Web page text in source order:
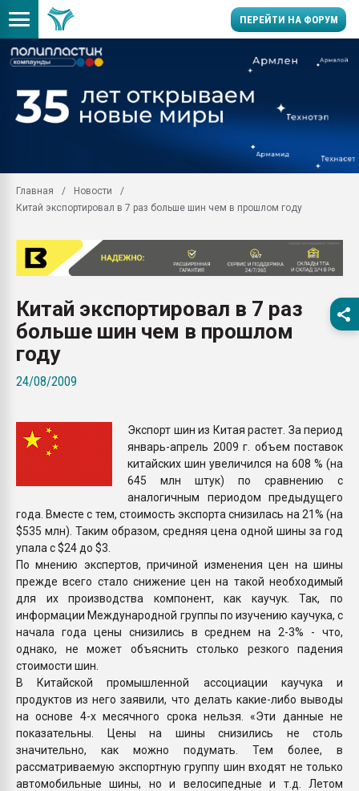
ПЕРЕЙТИ НА ФОРУМ
производство SPC
заводу пластмасс"
Подмосковье, Москва
28.07.2026
пластмасс
28.07.2026
ПЕРЕЙТИ НА
Главная
Новости
Китай экспортировал в 7 раз больше шин чем в прошлом году
Китай экспортировал в 7 раз
больше шин чем в прошлом
году
24/08/2009
Экспорт шин из Китая растет. За период
январь-апрель 2009 г. объем поставок
китайских шин увеличился на 608 % (на
645 млн штук) по сравнению с
аналогичным периодом предыдущего
года. Вместе с тем, стоимость экспорта снизилась на 21% (на
$535 млн). Таким образом, средняя цена одной шины за год
упала с $24 до $3.
По мнению экспертов, причиной изменения цен на шины
прежде всего стало снижение цен на такой необходимый
для их производства компонент, как каучук. Так, по
информации Международной группы по изучению каучука, с
начала года цены снизились в среднем на 2-3% - что,
однако, не может объяснить столько резкого падения
стоимости шин.
В Китайской промышленной ассоциации каучука и
продуктов из него заявили, что делать какие-либо выводы
на основе 4-х месячного срока нельзя. «Эти данные не
показательны. Цены на шины снизились не столь
значительно, как можно подумать. Тем более, в
рассматриваемую экспортную группу шин входят не только
автомобильные шины, но и велосипедные и т.д. Летом